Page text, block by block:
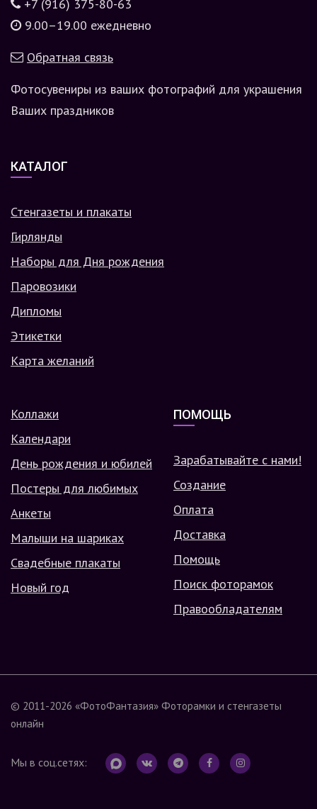
+7 (916) 375-80-63
9.00–19.00 ежедневно
Обратная связь
Фотосувениры из ваших фотографий для украшения
Ваших праздников
КАТАЛОГ
Стенгазеты и плакаты
Гирлянды
Наборы для Дня рождения
Паровозики
Дипломы
Этикетки
Карта желаний
Коллажи
Календари
День рождения и юбилей
Постеры для любимых
Анкеты
Малыши на шариках
Свадебные плакаты
Новый год
ПОМОЩЬ
Зарабатывайте с нами!
Создание
Оплата
Доставка
Помощь
Поиск фоторамок
Правообладателям
© 2011-2026 «ФотоФантазия» Фоторамки и стенгазеты
онлайн
Мы в соц.сетях: